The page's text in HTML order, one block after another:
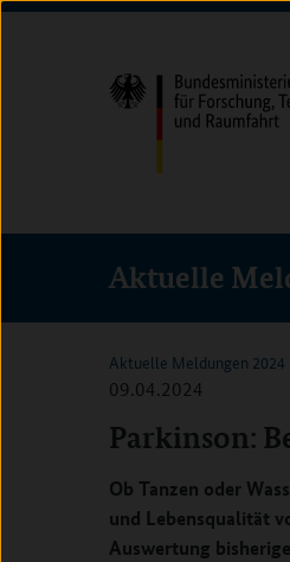
Direkt
(Eingabetaste)
Direkt
(Eingabetaste)
Direkt
(Eingabetaste)
Aktuelle
Aktuelle Meldungen 2024
09.04.2024
Parkinson:
Ob Tanzen oder
und Lebensqualität
Auswertung